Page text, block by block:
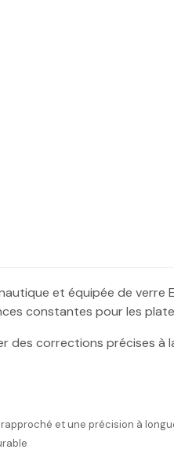
et équipée de
constantes pour les
corrections précises à
et une précision à